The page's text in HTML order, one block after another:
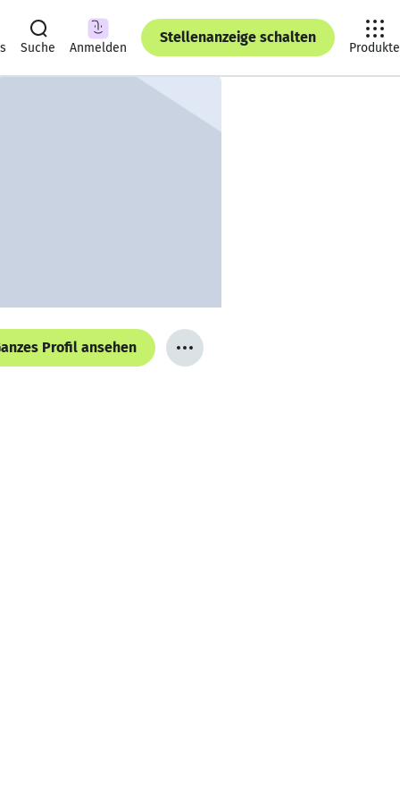
Suche Anmelden
Stellenanzeige schalten
Produkte
Profil ansehen